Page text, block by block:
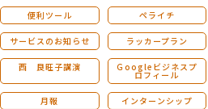
便利ツール ペライチ
サービスのお知らせ ラッカープラン
西 良旺子講演 Ｇoogleビジネスプ
ロフィール
月報 インターンシップ